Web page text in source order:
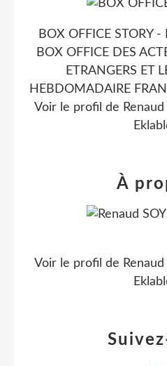
BOX OFFICE STORY -
BOX OFFICE DES
ETRANGERS ET
HEBDOMADAIRE
Voir le profil de Renaud
À
Voir le profil de Renaud